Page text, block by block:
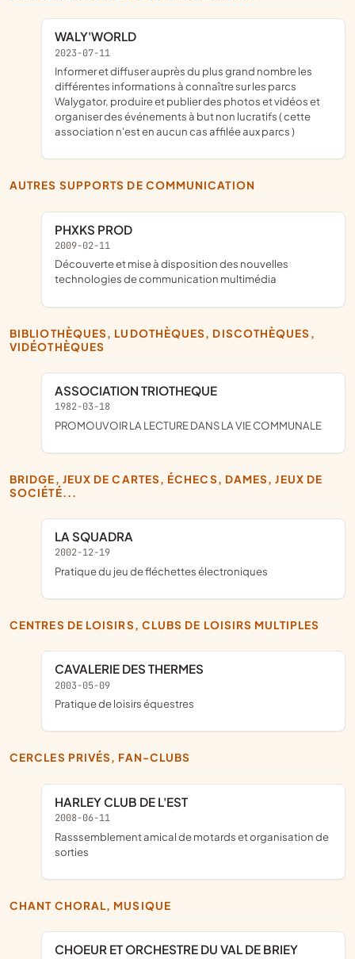
WALY'WORLD
2023-07-11
informer et diffuser auprès du plus grand nombre les
différentes informations à connaître sur les parcs
Walygator, produire et publier des photos et vidéos et
organiser des événements à but non lucratifs ( cette
association n'est en aucun cas affilée aux parcs )
AUTRES SUPPORTS DE COMMUNICATION
PHXKS PROD
2009-02-11
découverte et mise à disposition des nouvelles
technologies de communication multimédia
BIBLIOTHÈQUES, LUDOTHÈQUES, DISCOTHÈQUES,
VIDÉOTHÈQUES
ASSOCIATION TRIOTHEQUE
1982-03-18
PROMOUVOIR LA LECTURE DANS LA VIE COMMUNALE
BRIDGE, JEUX DE CARTES, ÉCHECS, DAMES, JEUX DE
SOCIÉTÉ...
LA SQUADRA
2002-12-19
pratique du jeu de fléchettes électroniques
CENTRES DE LOISIRS, CLUBS DE LOISIRS MULTIPLES
CAVALERIE DES THERMES
2003-05-09
pratique de loisirs équestres
CERCLES PRIVÉS, FAN-CLUBS
HARLEY CLUB DE L'EST
2008-06-11
rasssemblement amical de motards et organisation de
sorties
CHANT CHORAL, MUSIQUE
CHOEUR ET ORCHESTRE DU VAL DE BRIEY